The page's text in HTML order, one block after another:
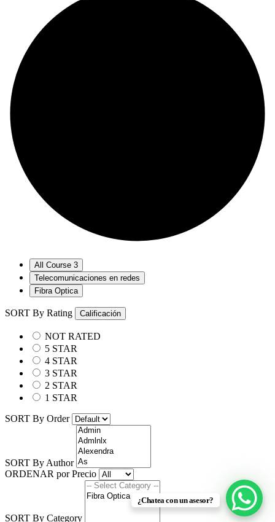
All Course 3
Telecomunicaciones en redes
Fibra Optica
SORT By Rating Calificación
NOT RATED
5 STAR
4 STAR
3 STAR
2 STAR
1 STAR
SORT By Order
SORT By Author
ORDENAR por Precio
SORT By Category
¿Chatea con un asesor?